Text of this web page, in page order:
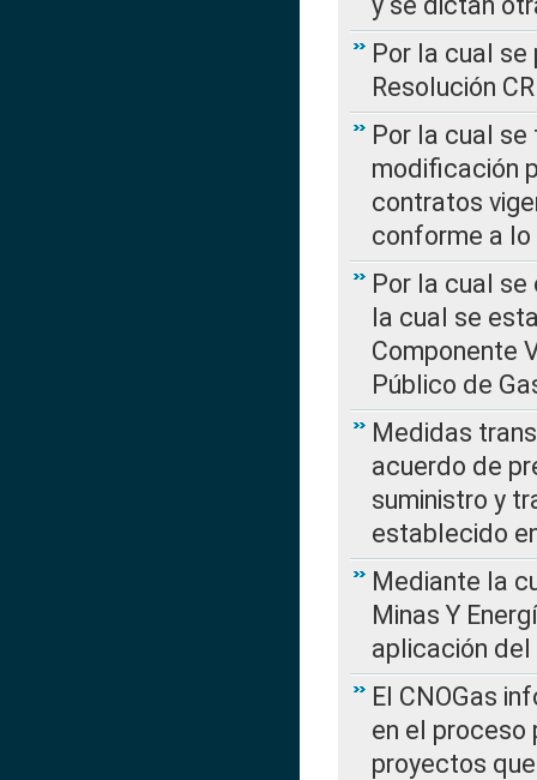
Por la cual
Resolución
Por la cual
modificación
contratos
conforme a lo
Por la cual se
la cual se
Componente
Público de
Medidas
acuerdo de
suministro y
establecido
Mediante la
Minas Y
aplicación
El CNOGas
en el proceso
proyectos